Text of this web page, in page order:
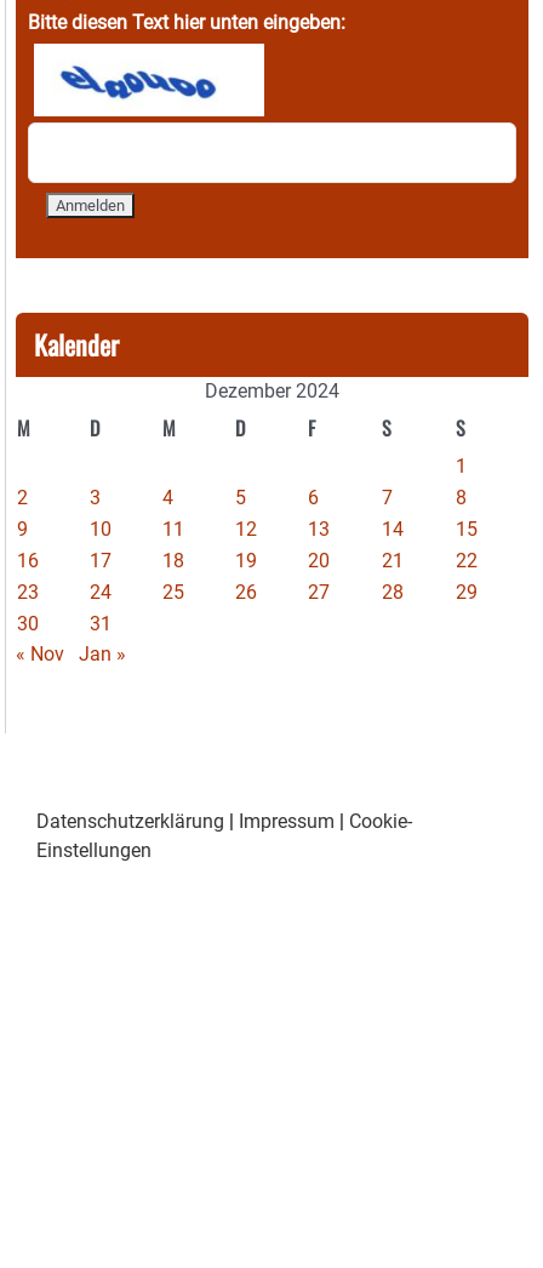
Bitte diesen Text hier unten eingeben:
Kalender
Dezember 2024
M D M D F S S
1
2
3 4 5 6 7
8
9
10 11 12 13 14
15
16
17 18 19 20 21
22
23
24 25 26 27 28
29
30
31
« Nov
Jan »
Datenschutzerklärung | Impressum | Cookie-
Einstellungen